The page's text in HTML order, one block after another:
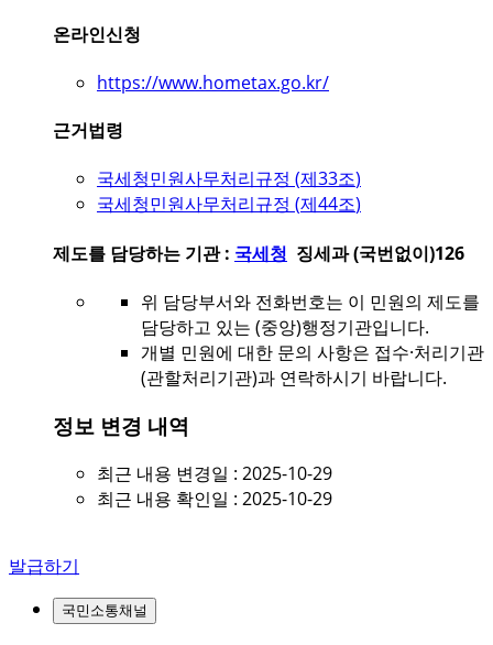
온라인신청
https://www.hometax.go.kr/
근거법령
국세청민원사무처리규정 (제33조)
국세청민원사무처리규정 (제44조)
제도를 담당하는 기관 : 국세청 징세과 (국번없이)126
위 담당부서와 전화번호는 이 민원의 제도를
담당하고 있는 (중앙)행정기관입니다.
개별 민원에 대한 문의 사항은 접수·처리기관
(관할처리기관)과 연락하시기 바랍니다.
정보 변경 내역
최근 내용 변경일 : 2025-10-29
최근 내용 확인일 : 2025-10-29
발급하기
국민소통채널